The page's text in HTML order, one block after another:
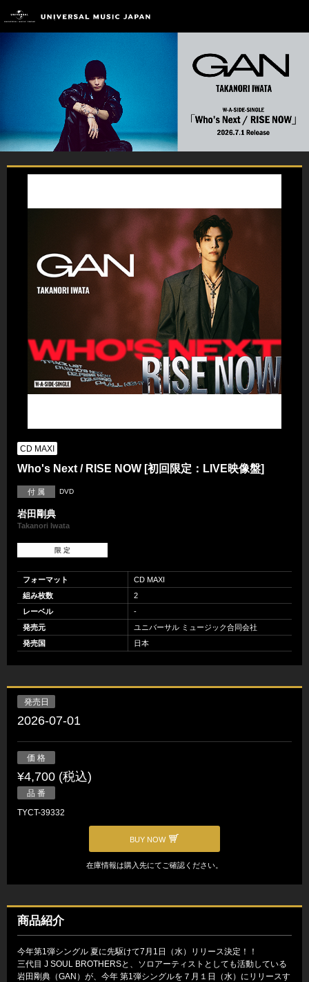
CD MAXI
Who's Next / RISE NOW [初回限定：LIVE映像盤]
付 属 DVD
岩田剛典
Takanori Iwata
限 定
フォーマット
CD MAXI
組み枚数
2
レーベル
-
発売元
ユニバーサル ミュージック合同会社
発売国
日本
発売日
2026-07-01
価 格
¥4,700 (税込)
品 番
TYCT-39332
BUY NOW
在庫情報は購入先にてご確認ください。
商品紹介
今年第1弾シングル 夏に先駆けて7月1日（水）リリース決定！！
三代目 J SOUL BROTHERSと、ソロアーティストとしても活動している
岩田剛典（GAN）が、今年 第1弾シングルを７月１日（水）にリリースす